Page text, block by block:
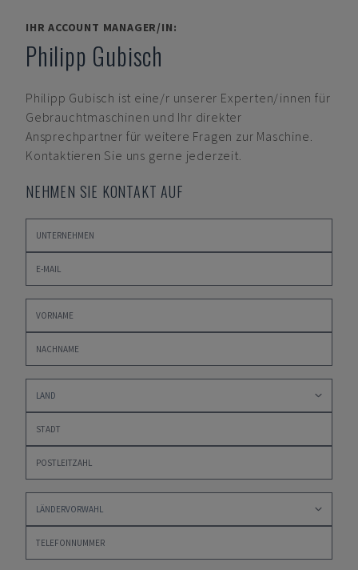
IHR ACCOUNT MANAGER/IN:
Philipp Gubisch
Philipp Gubisch ist eine/r unserer Experten/innen für
Gebrauchtmaschinen und Ihr direkter
Ansprechpartner für weitere Fragen zur Maschine.
Kontaktieren Sie uns gerne jederzeit.
NEHMEN SIE KONTAKT AUF